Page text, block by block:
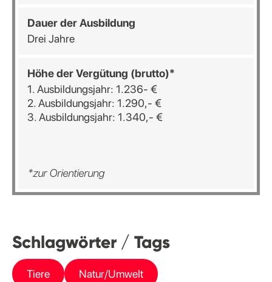
Dauer der Ausbildung
Drei Jahre
Höhe der Vergütung (brutto)*
1. Ausbildungsjahr: 1.236- €
2. Ausbildungsjahr: 1.290,- €
3. Ausbildungsjahr: 1.340,- €
*zur Orientierung
Schlagwörter / Tags
Tiere Natur/Umwelt